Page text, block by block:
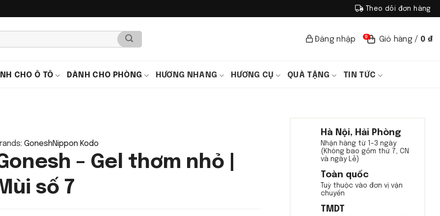
Theo dõi đơn hàng
Đăng nhập Giỏ hàng / 0 ₫
0
CHO Ô TÔ DÀNH CHO PHÒNG HƯƠNG NHANG HƯƠNG CỤ QUÀ TẶNG TIN TỨC
Hà Nội, Hải Phòng
Nhận hàng từ 1-3 ngày
(Không bao gồm thứ 7, CN
và ngày Lễ)
Toàn quốc
Tuỳ thuộc vào đơn vị vận
chuyển
TMDT
GoneshNippon Kodo
– Gel thơm nhỏ |
số 7